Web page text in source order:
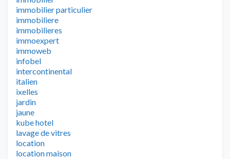
immobilier particulier
immobiliere
immobilieres
immoexpert
immoweb
infobel
intercontinental
italien
ixelles
jardin
jaune
kube hotel
lavage de vitres
location
location maison